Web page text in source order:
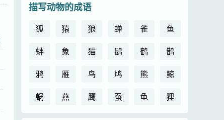
描写动物的成语
狐 猿 狼 蝉 雀
鱼
蚌
象 猫 鹅 鹤
鹊
鸦
雁 鸟 鸠 熊
鲸
蜗
燕 鹰 蚕 龟 狸